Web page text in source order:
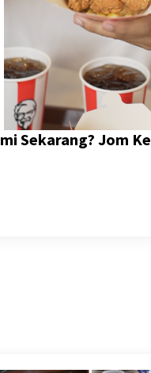
Sekarang? Jom Ke